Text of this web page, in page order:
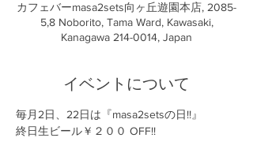
カフェバーmasa2sets向ヶ丘遊園本店, 2085-
5,8 Noborito, Tama Ward, Kawasaki,
Kanagawa 214-0014, Japan
イベントについて
毎月2日、22日は『masa2setsの日!!』
終日生ビール￥２００ OFF!!